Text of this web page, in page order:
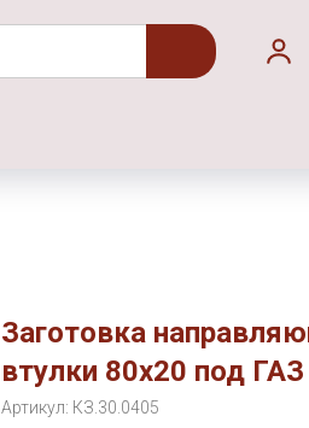
Заготовка
втулки 80х20 под ГАЗ
Артикул: КЗ.30.0405